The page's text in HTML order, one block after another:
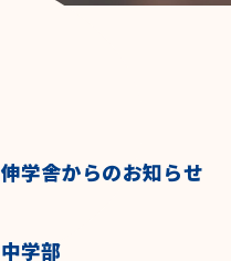
伸学舎からのお知らせ
中学部